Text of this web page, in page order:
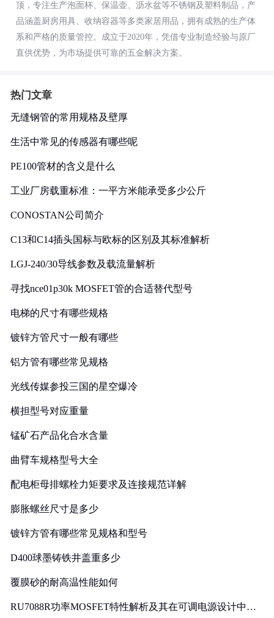
顶，专注生产泡面杯、保温壶、沥水盆等不锈钢及塑料制品，产
品涵盖厨房用具、收纳容器等多类家居用品，拥有成熟的生产体
系和严格的质量管控。成立于2020年，凭借专业制造经验与原厂
直供优势，为市场提供可靠的五金解决方案。
热门文章
无缝钢管的常用规格及壁厚
生活中常见的传感器有哪些呢
PE100管材的含义是什么
工业厂房载重标准：一平方米能承受多少公斤
CONOSTAN公司简介
C13和C14插头国标与欧标的区别及其标准解析
LGJ-240/30导线参数及载流量解析
寻找nce01p30k MOSFET管的合适替代型号
电梯的尺寸有哪些规格
镀锌方管尺寸一般有哪些
铝方管有哪些常见规格
光线传媒参投三国的星空爆冷
横担型号对应重量
锰矿石产品化合水含量
曲臂车规格型号大全
配电柜母排螺栓力矩要求及连接规范详解
膨胀螺丝尺寸是多少
镀锌方管有哪些常见规格和型号
D400球墨铸铁井盖重多少
覆膜砂的耐高温性能如何
RU7088R功率MOSFET特性解析及其在可调电源设计中的